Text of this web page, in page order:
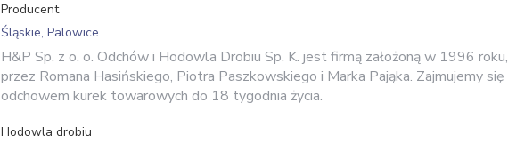
Producent
Śląskie, Palowice
H&P Sp. z o. o. Odchów i Hodowla Drobiu Sp. K. jest firmą założoną w 1996 roku,
przez Romana Hasińskiego, Piotra Paszkowskiego i Marka Pająka. Zajmujemy się
odchowem kurek towarowych do 18 tygodnia życia.
Hodowla drobiu